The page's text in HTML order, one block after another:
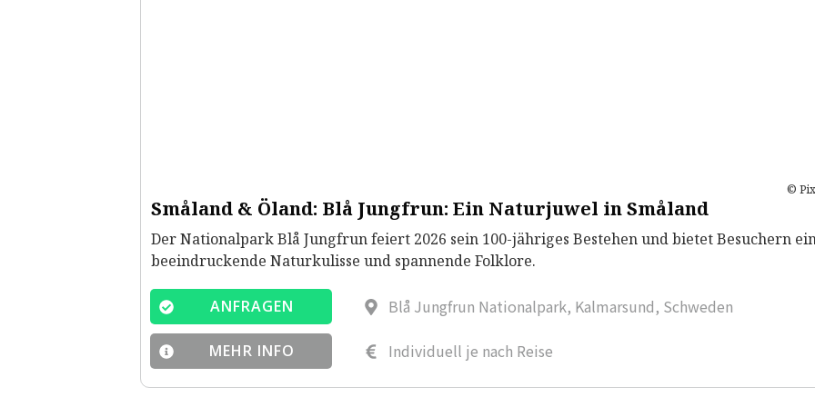
©
Småland & Öland: Blå Jungfrun: Ein Naturjuwel in Småland
Der Nationalpark Blå Jungfrun feiert 2026 sein 100-jähriges Bestehen und bietet Besuchern
beeindruckende Naturkulisse und spannende Folklore.
ANFRAGEN
MEHR INFO
Blå Jungfrun Nationalpark, Kalmarsund, Schweden
Individuell je nach Reise